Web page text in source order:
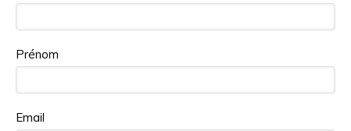
Prénom
Email